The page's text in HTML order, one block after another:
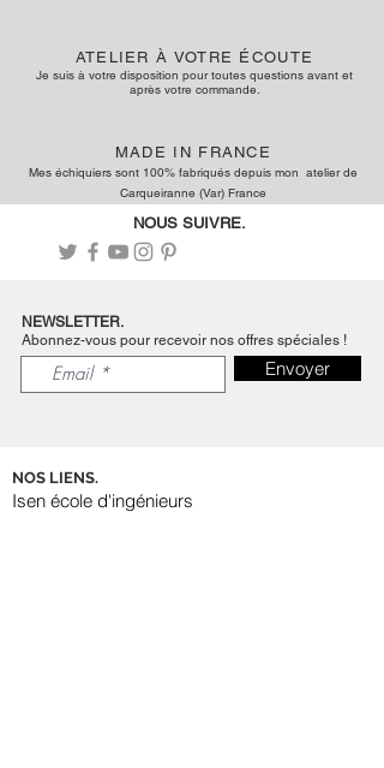
ATELIER À VOTRE ÉCOUTE
Je suis à votre disposition pour toutes questions avant et
après votre commande.
MADE IN FRANCE
Mes échiquiers sont 100% fabriqués depuis mon atelier de
Carqueiranne (Var) France
NOUS SUIVRE.
Envoyer
NEWSLETTER.
Abonnez-vous pour recevoir nos offres spéciales !
NOS LIENS.
Isen école d'ingénieurs